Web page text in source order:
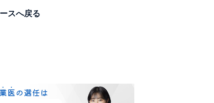
スへ戻る